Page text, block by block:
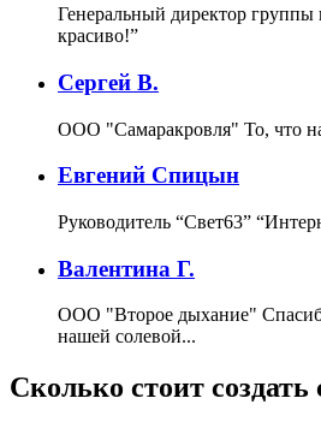
Генеральный директор
красиво!”
Сергей В.
ООО "Самаракровля" То, что
Евгений Спицын
Руководитель “Свет63”
Валентина Г.
ООО "Второе дыхание"
нашей солевой...
Сколько стоит создать